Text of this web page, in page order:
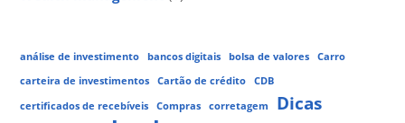
análise de investimento bancos digitais bolsa de valores
Carro
carteira de investimentos
Cartão de crédito
CDB
certificados de recebíveis
Compras corretagem
Dicas